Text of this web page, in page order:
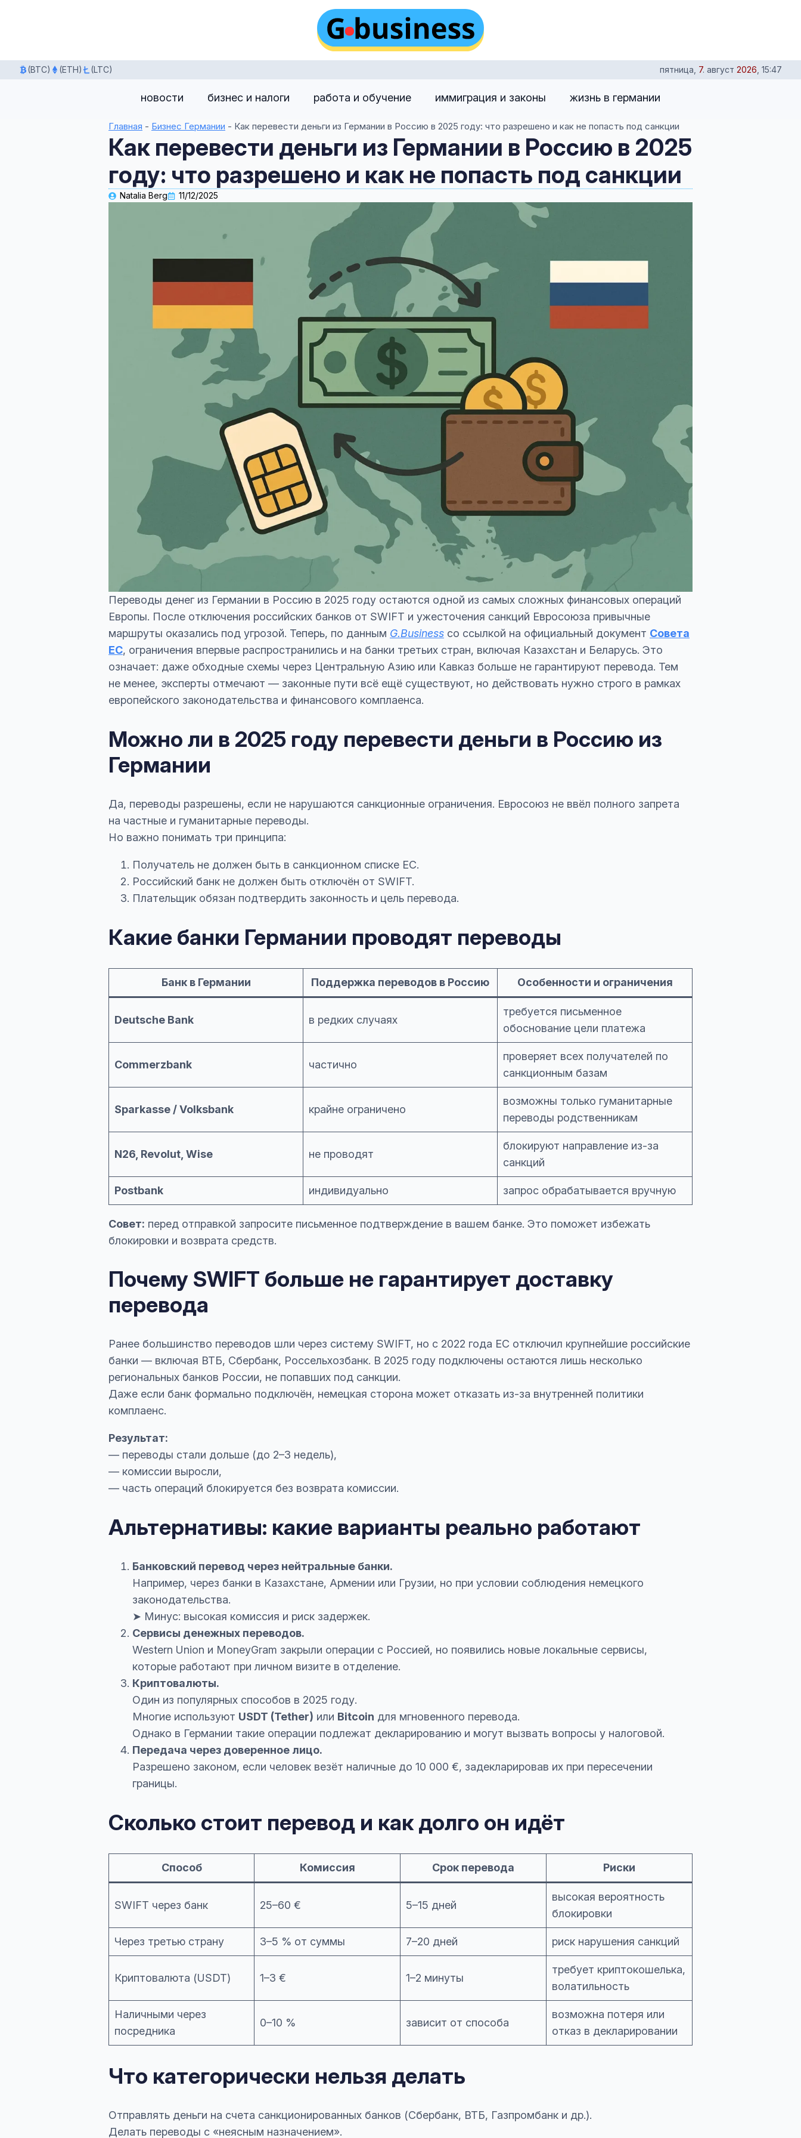
(BTC) (ETH) (LTC) пятница 7. август 2026 15:47
новости бизнес и налоги работа и обучение иммиграция и законы жизнь в германии
Главная - Бизнес Германии - Как перевести деньги из Германии в Россию в 2025 году: что разрешено и как не попасть под санкции
Как перевести деньги из Германии в Россию в 2025
году: что разрешено и как не попасть под санкции
Natalia Berg 11/12/2025
Переводы денег из Германии в Россию в 2025 году остаются одной из самых сложных финансовых операций
Европы. После отключения российских банков от SWIFT и ужесточения санкций Евросоюза привычные
маршруты оказались под угрозой. Теперь, по данным G.Business со ссылкой на официальный документ Совета
ЕС, ограничения впервые распространились и на банки третьих стран, включая Казахстан и Беларусь. Это
означает: даже обходные схемы через Центральную Азию или Кавказ больше не гарантируют перевода. Тем
не менее, эксперты отмечают — законные пути всё ещё существуют, но действовать нужно строго в рамках
европейского законодательства и финансового комплаенса.
Можно ли в 2025 году перевести деньги в Россию из
Германии
Да, переводы разрешены, если не нарушаются санкционные ограничения. Евросоюз не ввёл полного запрета
на частные и гуманитарные переводы.
Но важно понимать три принципа:
Получатель не должен быть в санкционном списке ЕС.
Российский банк не должен быть отключён от SWIFT.
Плательщик обязан подтвердить законность и цель перевода.
Какие банки Германии проводят переводы
Банк в Германии Поддержка переводов в Россию Особенности и ограничения
Deutsche Bank в редких случаях
требуется письменное
обоснование цели платежа
Commerzbank частично
проверяет всех получателей по
санкционным базам
Sparkasse / Volksbank крайне ограничено
возможны только гуманитарные
переводы родственникам
N26, Revolut, Wise не проводят
блокируют направление из-за
санкций
Postbank индивидуально запрос обрабатывается вручную
Совет: перед отправкой запросите письменное подтверждение в вашем банке. Это поможет избежать
блокировки и возврата средств.
Почему SWIFT больше не гарантирует доставку
перевода
Ранее большинство переводов шли через систему SWIFT, но с 2022 года ЕС отключил крупнейшие российские
банки — включая ВТБ, Сбербанк, Россельхозбанк. В 2025 году подключены остаются лишь несколько
региональных банков России, не попавших под санкции.
Даже если банк формально подключён, немецкая сторона может отказать из-за внутренней политики
комплаенс.
Результат:
— переводы стали дольше (до 2–3 недель),
— комиссии выросли,
— часть операций блокируется без возврата комиссии.
Альтернативы: какие варианты реально работают
Банковский перевод через нейтральные банки.
Например, через банки в Казахстане, Армении или Грузии, но при условии соблюдения немецкого
законодательства.
➤ Минус: высокая комиссия и риск задержек.
Сервисы денежных переводов.
Western Union и MoneyGram закрыли операции с Россией, но появились новые локальные сервисы,
которые работают при личном визите в отделение.
Криптовалюты.
Один из популярных способов в 2025 году.
Многие используют USDT (Tether) или Bitcoin для мгновенного перевода.
Однако в Германии такие операции подлежат декларированию и могут вызвать вопросы у налоговой.
Передача через доверенное лицо.
Разрешено законом, если человек везёт наличные до 10 000 €, задекларировав их при пересечении
границы.
Сколько стоит перевод и как долго он идёт
Способ Комиссия Срок перевода Риски
SWIFT через банк 25–60 € 5–15 дней
высокая вероятность
блокировки
Через третью страну 3–5 % от суммы 7–20 дней риск нарушения санкций
Криптовалюта (USDT) 1–3 € 1–2 минуты
требует криптокошелька,
волатильность
Наличными через
посредника
0–10 % зависит от способа
возможна потеря или
отказ в декларировании
Что категорически нельзя делать
Отправлять деньги на счета санкционированных банков (Сбербанк, ВТБ, Газпромбанк и др.).
Делать переводы с «неясным назначением».